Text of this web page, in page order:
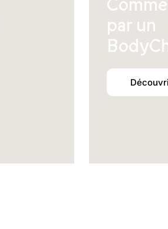
par un